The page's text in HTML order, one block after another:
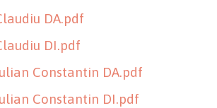
DA.pdf
DI.pdf
Constantin DA.pdf
Constantin DI.pdf